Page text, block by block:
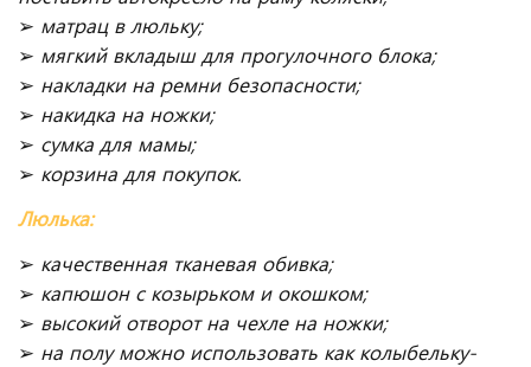
➢ матрац в люльку;
➢ мягкий вкладыш для прогулочного блока;
➢ накладки на ремни безопасности;
➢ накидка на ножки;
➢ сумка для мамы;
➢ корзина для покупок.
Люлька:
➢ качественная тканевая обивка;
➢ капюшон с козырьком и окошком;
➢ высокий отворот на чехле на ножки;
➢ на полу можно использовать как колыбельку-